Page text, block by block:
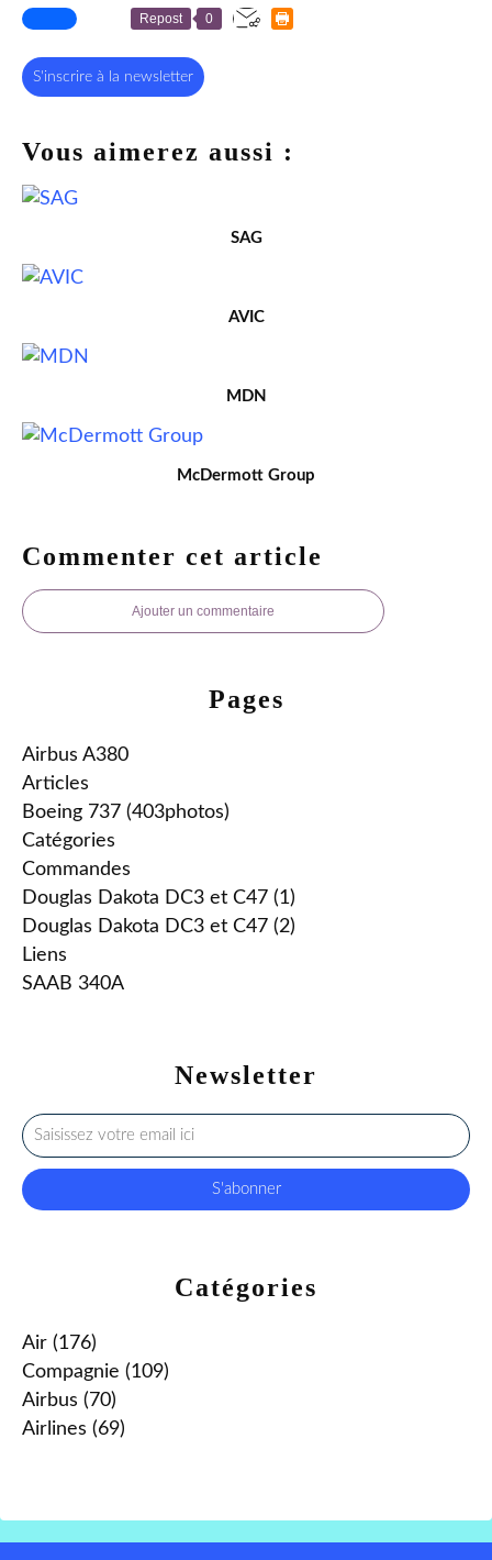
Repost 0
S'inscrire à la newsletter
Vous aimerez aussi :
SAG
AVIC
MDN
McDermott Group
Commenter cet article
Ajouter un commentaire
Newsletter
Catégories
Air (176)
Compagnie (109)
Airbus (70)
Airlines (69)
Pages
Airbus A380
Articles
Boeing 737 (403photos)
Catégories
Commandes
Douglas Dakota DC3 et C47 (1)
Douglas Dakota DC3 et C47 (2)
Liens
SAAB 340A